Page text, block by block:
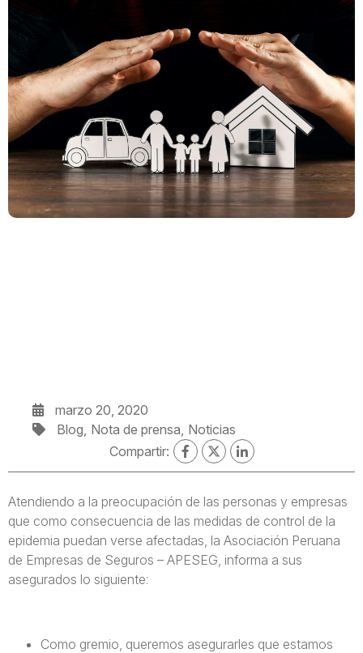
marzo 20, 2020
Blog Nota de prensa Noticias
Compartir:
Atendiendo a la preocupación de las personas y empresas
que como consecuencia de las medidas de control de la
epidemia puedan verse afectadas, la Asociación Peruana
de Empresas de Seguros – APESEG, informa a sus
asegurados lo siguiente:
Como gremio, queremos asegurarles que estamos